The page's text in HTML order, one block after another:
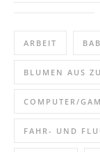
ARBEIT
BLUMEN AUS
COMPUTER/
FAHR- UND